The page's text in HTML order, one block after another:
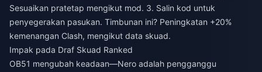
Sesuaikan pratetap mengikut mod. 3. Salin kod untuk
penyegerakan pasukan. Timbunan ini? Peningkatan +20%
kemenangan Clash, mengikut data skuad.
Impak pada Draf Skuad Ranked
OB51 mengubah keadaan—Nero adalah pengganggu